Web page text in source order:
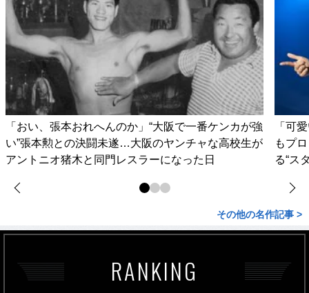
「おい、張本おれへんのか」“大阪で一番ケンカが強
い”張本勲との決闘未遂…大阪のヤンチャな高校生が
アントニオ猪木と同門レスラーになった日
「可
もプ
る“ス
その他の名作記事 >
RANKING